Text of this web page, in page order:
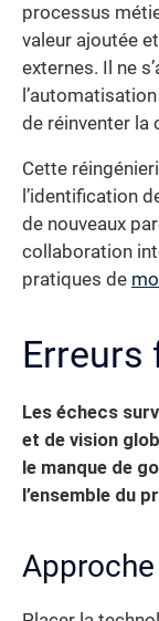
processus
valeur ajoutée
externes. Il ne
de réinventer la
Cette
l’identification
de nouveaux
collaboration
pratiques de
Erreurs
Les échecs
et de vision
le manque de
l’ensemble du